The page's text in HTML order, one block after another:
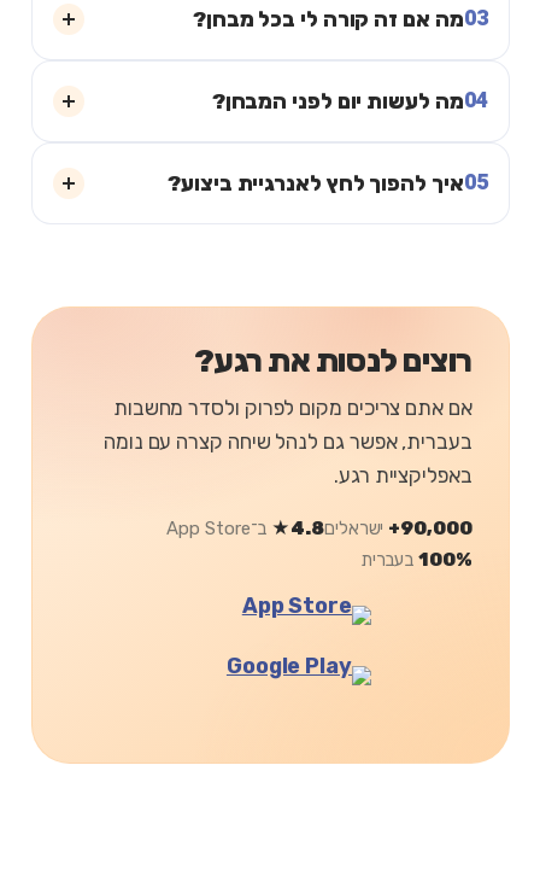
03מה אם זה קורה לי בכל מבחן?
04מה לעשות יום לפני המבחן?
05איך להפוך לחץ לאנרגיית ביצוע?
רוצים לנסות את רגע?
אם אתם צריכים מקום לפרוק ולסדר מחשבות
בעברית, אפשר גם לנהל שיחה קצרה עם נומה
באפליקציית רגע.
90,000+ ישראלים4.8★
ב־App Store
100%בעברית